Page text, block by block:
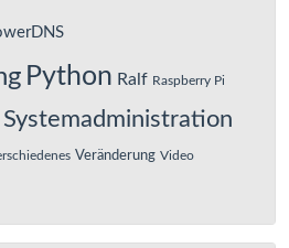
Python Ralf Raspberry Pi
Systemadministration
Veränderung Video